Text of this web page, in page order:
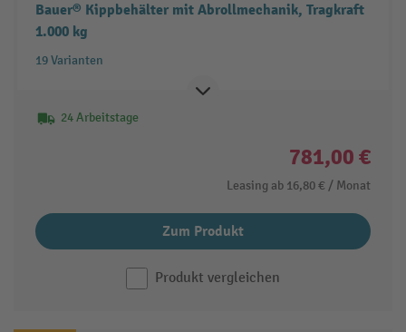
Bauer® Kippbehälter mit Abrollmechanik, Tragkraft
1.000 kg
19 Varianten
24 Arbeitstage
781,00 €
Leasing ab 16,80 € / Monat
Zum Produkt
Produkt vergleichen